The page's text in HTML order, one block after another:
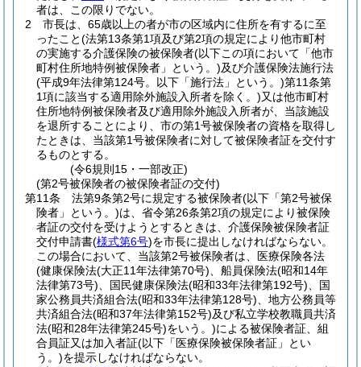
者は、この限りでない。
2
市長は、65歳以上の者が市の区域内に住所を有するに至
ったこと(法第13条第1項及び第2項の規定により他市町村
の実施する介護保険の被保険者(以下この項において「他市
町村住所地特例被保険者」という。)及び介護保険法施行法
(平成9年法律第124号。以下「施行法」という。)第11条第
1項に該当する適用除外施設入所者を除く。)又は他市町村
住所地特例被保険者及び適用除外施設入所者が、当該施設
を退所することにより、市の第1号被保険者の資格を取得し
たときは、当該第1号被保険者に対して被保険者証を交付す
るものとする。
(令6規則15・一部改正)
(第2号被保険者の被保険者証の交付)
第11条
法第9条第2号に規定する被保険者(以下「第2号被保
険者」という。)は、省令第26条第2項の規定により被保険
者証の交付を受けようとするときは、介護保険被保険者証
交付申請書(様式第6号)を市長に提出しなければならない。
この場合において、当該第2号被保険者は、医療保険各法
(健康保険法(大正11年法律第70号) 、船員保険法(昭和14年
法律第73号) 、国民健康保険法(昭和33年法律第192号) 、国
家公務員共済組合法(昭和33年法律第128号) 、地方公務員等
共済組合法(昭和37年法律第152号)及び私立学校教職員共済
法(昭和28年法律第245号)をいう。)による被保険者証、組
合員証又は加入者証(以下「医療保険被保険者証」とい
う。)を提示しなければならない。